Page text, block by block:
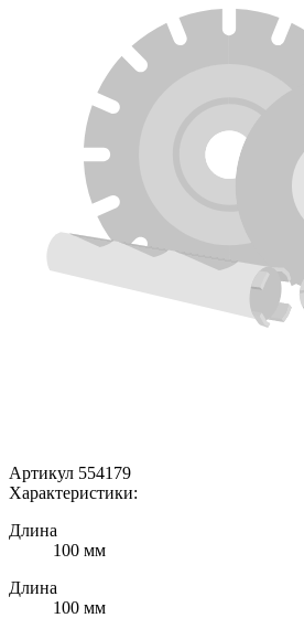
Артикул 554179
Характеристики:
Длина
100 мм
Длина
100 мм